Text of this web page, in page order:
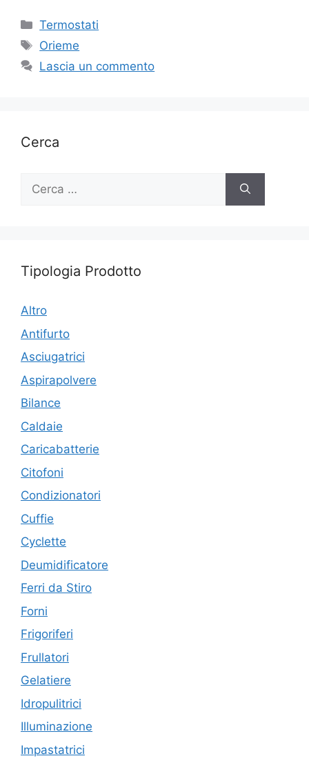
Categorie
Termostati
Tag
Orieme
Lascia un commento
Cerca
Ricerca
Tipologia Prodotto
Altro
Antifurto
Asciugatrici
Aspirapolvere
Bilance
Caldaie
Caricabatterie
Citofoni
Condizionatori
Cuffie
Cyclette
Deumidificatore
Ferri da Stiro
Forni
Frigoriferi
Frullatori
Gelatiere
Idropulitrici
Illuminazione
Impastatrici